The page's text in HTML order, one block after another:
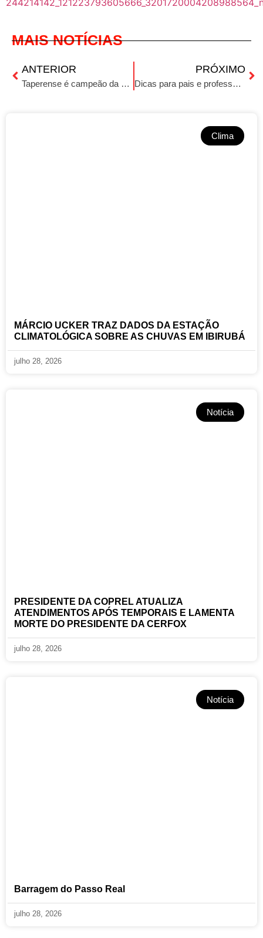
MAIS NOTÍCIAS
ANTERIOR
Taperense é campeão da Copa do Mundo de futsal sub19
PRÓXIMO
Dicas para pais e professores: Cognição e psicopedagogia
Clima
MÁRCIO UCKER TRAZ DADOS DA ESTAÇÃO
CLIMATOLÓGICA SOBRE AS CHUVAS EM IBIRUBÁ
julho 28, 2026
Notícia
PRESIDENTE DA COPREL ATUALIZA
ATENDIMENTOS APÓS TEMPORAIS E LAMENTA
MORTE DO PRESIDENTE DA CERFOX
julho 28, 2026
Notícia
Barragem do Passo Real
julho 28, 2026